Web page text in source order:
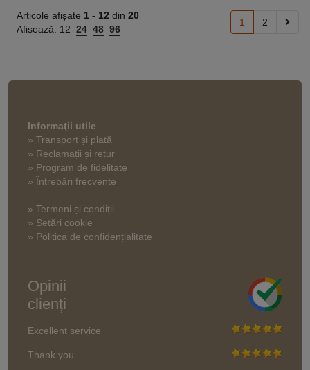
Articole afișate 1 - 12 din 20
Afisează: 12 24 48 96
1 2
Informaţii utile
» Transport și plată
» Reclamații și retur
» Program de fidelitate
» Întrebări frecvente
» Termeni și condiții
» Setări cookie
» Politica de confidențialitate
Opinii
clienți
Excellent service
Thank you.